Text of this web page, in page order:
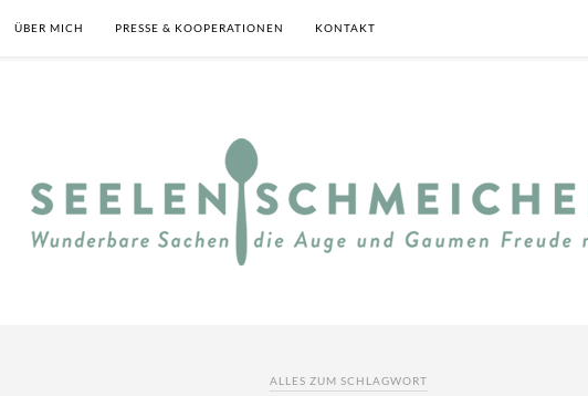
ÜBER MICH PRESSE & KOOPERATIONEN KONTAKT
ALLES ZUM SCHLAGWORT